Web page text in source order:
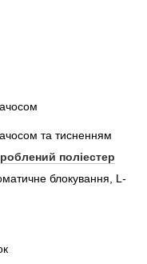
та тисненням
поліестер
блокування, L-